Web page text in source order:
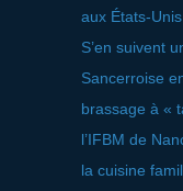
aux États-
S’en suivent
Sancerroise
brassage à «
l’IFBM de
la cuisine